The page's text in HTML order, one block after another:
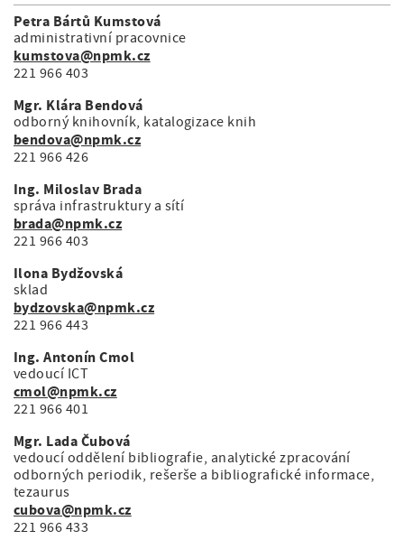
Petra Bártů Kumstová
administrativní pracovnice
kumstova@npmk.cz
221 966 403
Mgr. Klára Bendová
odborný knihovník, katalogizace knih
bendova@npmk.cz
221 966 426
Ing. Miloslav Brada
správa infrastruktury a sítí
brada@npmk.cz
221 966 403
Ilona Bydžovská
sklad
bydzovska@npmk.cz
221 966 443
Ing. Antonín Cmol
vedoucí ICT
cmol@npmk.cz
221 966 401
Mgr. Lada Čubová
vedoucí oddělení bibliografie, analytické zpracování
odborných periodik, rešerše a bibliografické informace,
tezaurus
cubova@npmk.cz
221 966 433